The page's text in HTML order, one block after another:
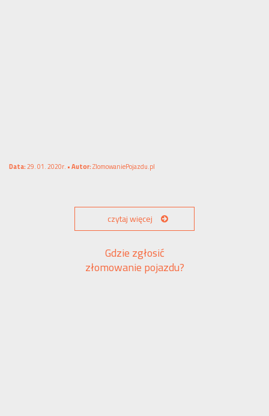
Data:29. 01. 2020r. •Autor:ZlomowaniePojazdu.pl
czytaj więcej
Gdzie zgłosić
złomowanie pojazdu?